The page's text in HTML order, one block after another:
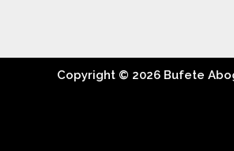
Copyright © 2026 Bufete